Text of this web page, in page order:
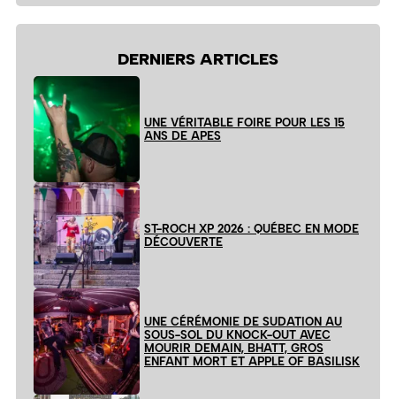
DERNIERS ARTICLES
UNE VÉRITABLE FOIRE POUR LES 15
ANS DE APES
ST-ROCH XP 2026 : QUÉBEC EN MODE
DÉCOUVERTE
UNE CÉRÉMONIE DE SUDATION AU
SOUS-SOL DU KNOCK-OUT AVEC
MOURIR DEMAIN, BHATT, GROS
ENFANT MORT ET APPLE OF BASILISK